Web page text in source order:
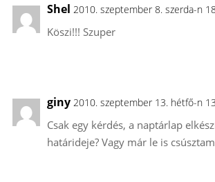
Shel 2010. szeptember 8. szerda-n
Köszi!!! Szuper
giny 2010. szeptember 13. hétfő-n
Csak egy kérdés, a naptárlap
határideje? Vagy már le is